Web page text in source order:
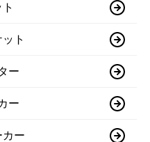
ト
ー
ー
カー